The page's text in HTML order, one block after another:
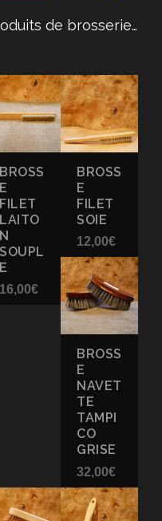
de brosserie…
BROSS
E
FILET
LAITO
N
SOUPL
E
16,00€
BROSS
E
FILET
SOIE
12,00€
BROSS
E
NAVET
TE
TAMPI
CO
GRISE
32,00€